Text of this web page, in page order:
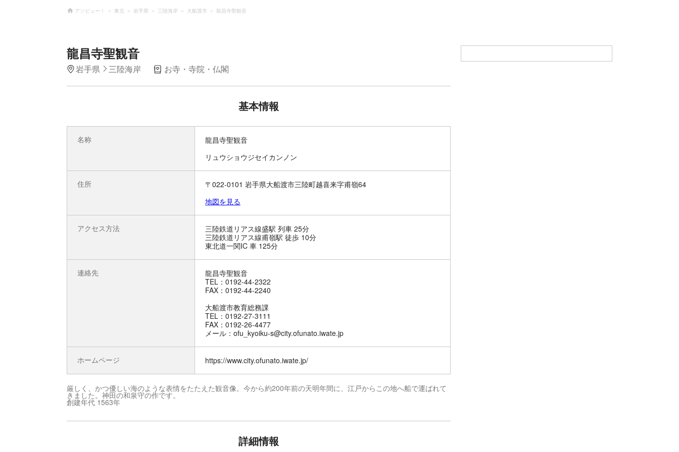
アソビュー！ 東北 岩手県 三陸海岸 大船渡市 龍昌寺聖観音
龍昌寺聖観音
岩手県 三陸海岸 お寺・寺院・仏閣
基本情報
名称
龍昌寺聖観音
リュウショウジセイカンノン
住所
〒022-0101 岩手県大船渡市三陸町越喜来字甫嶺64
地図を見る
アクセス方法
三陸鉄道リアス線盛駅 列車 25分
三陸鉄道リアス線甫嶺駅 徒歩 10分
東北道一関IC 車 125分
連絡先
龍昌寺聖観音
TEL：0192-44-2322
FAX：0192-44-2240
大船渡市教育総務課
TEL：0192-27-3111
FAX：0192-26-4477
メール：ofu_kyoiku-s@city.ofunato.iwate.jp
ホームページ https://www.city.ofunato.iwate.jp/
厳しく、かつ優しい海のような表情をたたえた観音像。今から約200年前の天明年間に、江戸からこの地へ船で運ばれて
きました。神田の和泉守の作です。
創建年代 1563年
詳細情報